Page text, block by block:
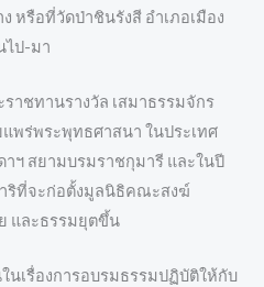
หรือที่วัดป่าชินรังสี อำเภอเมือง
ไป-มา
าชทานรางวัล เสมาธรรมจักร
พร่พระพุทธศาสนา ในประเทศ
ฯ สยามบรมราชกุมารี และในปี
ริที่จะก่อตั้งมูลนิธิคณะสงฆ์
และธรรมยุตขึ้น
นเรื่องการอบรมธรรมปฏิบัติให้กับ